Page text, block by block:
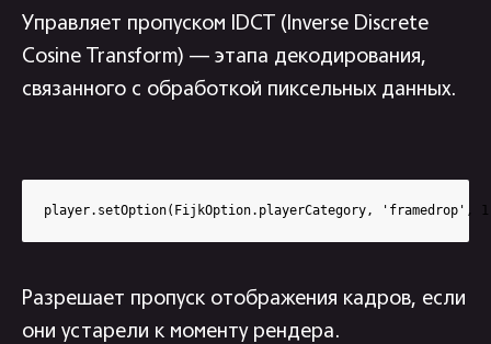
Управляет пропуском IDCT (Inverse Discrete
Cosine Transform) — этапа декодирования,
связанного с обработкой пиксельных данных.
player.setOption(FijkOption.playerCategory, 'framedrop',
Разрешает пропуск отображения кадров, если
они устарели к моменту рендера.